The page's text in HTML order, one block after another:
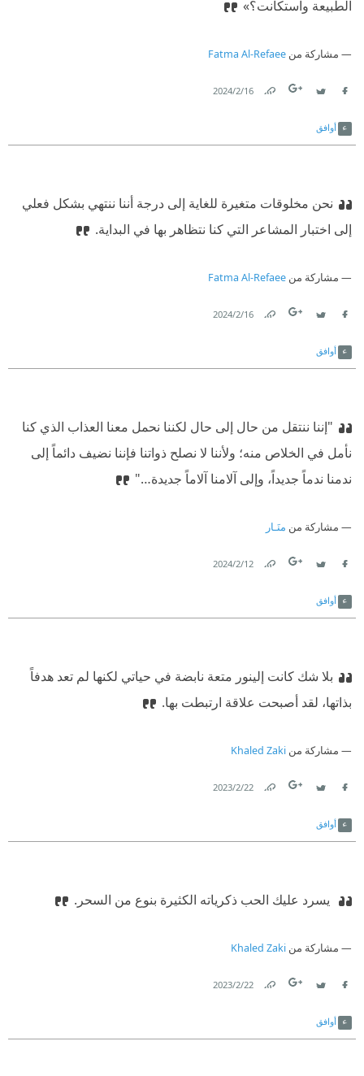
الطبيعة واستكانت؟»
مشاركة من Fatma Al-Refaee
16‏/2‏/2024
أوافق
نحن مخلوقات متغيرة للغاية إلى درجة أننا ننتهي بشكل فعلي
إلى اختبار المشاعر التي كنا نتظاهر بها في البداية.
مشاركة من Fatma Al-Refaee
16‏/2‏/2024
أوافق
"إننا ننتقل من حال إلى حال لكننا نحمل معنا العذاب الذي كنا
نأمل في الخلاص منه؛ ولأننا لا نصلح ذواتنا فإننا نضيف دائماً إلى
ندمنا ندماً جديداً، وإلى آلامنا آلاماً جديدة…"
مشاركة من منَـار
12‏/2‏/2024
أوافق
بلا شك كانت إلينور متعة نابضة في حياتي لكنها لم تعد هدفاً
بذاتها، لقد أصبحت علاقة ارتبطت بها.
مشاركة من Khaled Zaki
22‏/2‏/2023
أوافق
‫ يسرد عليك الحب ذكرياته الكثيرة بنوع من السحر.
مشاركة من Khaled Zaki
22‏/2‏/2023
أوافق